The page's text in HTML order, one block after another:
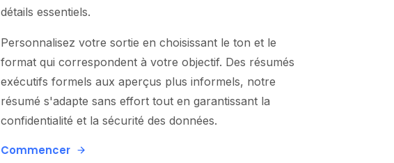
détails essentiels.
Personnalisez votre sortie en choisissant le ton et le
format qui correspondent à votre objectif. Des résumés
exécutifs formels aux aperçus plus informels, notre
résumé s'adapte sans effort tout en garantissant la
confidentialité et la sécurité des données.
Commencer